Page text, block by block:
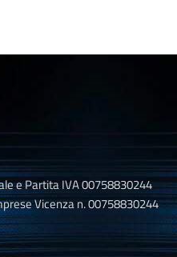
e Partita IVA 00758830244
Vicenza n. 00758830244